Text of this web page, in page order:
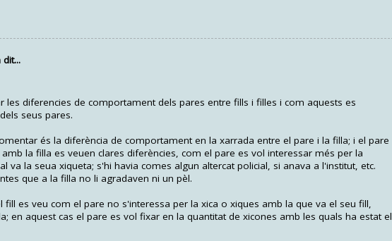
les diferencies de comportament dels pares entre fills i filles i com aquests es
seus pares.
és la diferència de comportament en la xarrada entre el pare i la filla; i el pare
la filla es veuen clares diferències, com el pare es vol interessar més per la
va la seua xiqueta; s'hi havia comes algun altercat policial, si anava a l'institut, etc.
que a la filla no li agradaven ni un pèl.
fill es veu com el pare no s'interessa per la xica o xiques amb la que va el seu fill,
en aquest cas el pare es vol fixar en la quantitat de xicones amb les quals ha estat el